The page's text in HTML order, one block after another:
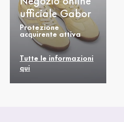
ufficiale Gabor
Protezione
acquirente attiva
Tutte le informazioni
qui